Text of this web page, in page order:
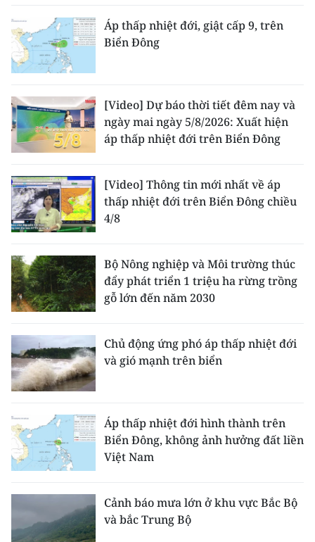
Áp thấp nhiệt đới, giật cấp 9, trên
Biển Đông
[Video] Dự báo thời tiết đêm nay và
ngày mai ngày 5/8/2026: Xuất hiện
áp thấp nhiệt đới trên Biển Đông
[Video] Thông tin mới nhất về áp
thấp nhiệt đới trên Biển Đông chiều
4/8
Bộ Nông nghiệp và Môi trường thúc
đẩy phát triển 1 triệu ha rừng trồng
gỗ lớn đến năm 2030
Chủ động ứng phó áp thấp nhiệt đới
và gió mạnh trên biển
Áp thấp nhiệt đới hình thành trên
Biển Đông, không ảnh hưởng đất liền
Việt Nam
Cảnh báo mưa lớn ở khu vực Bắc Bộ
và bắc Trung Bộ